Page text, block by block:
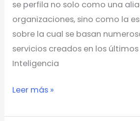
se perfila no solo como una
organizaciones, sino como la
sobre la cual se basan
servicios creados en los últimos
Inteligencia
industria
Leer más »